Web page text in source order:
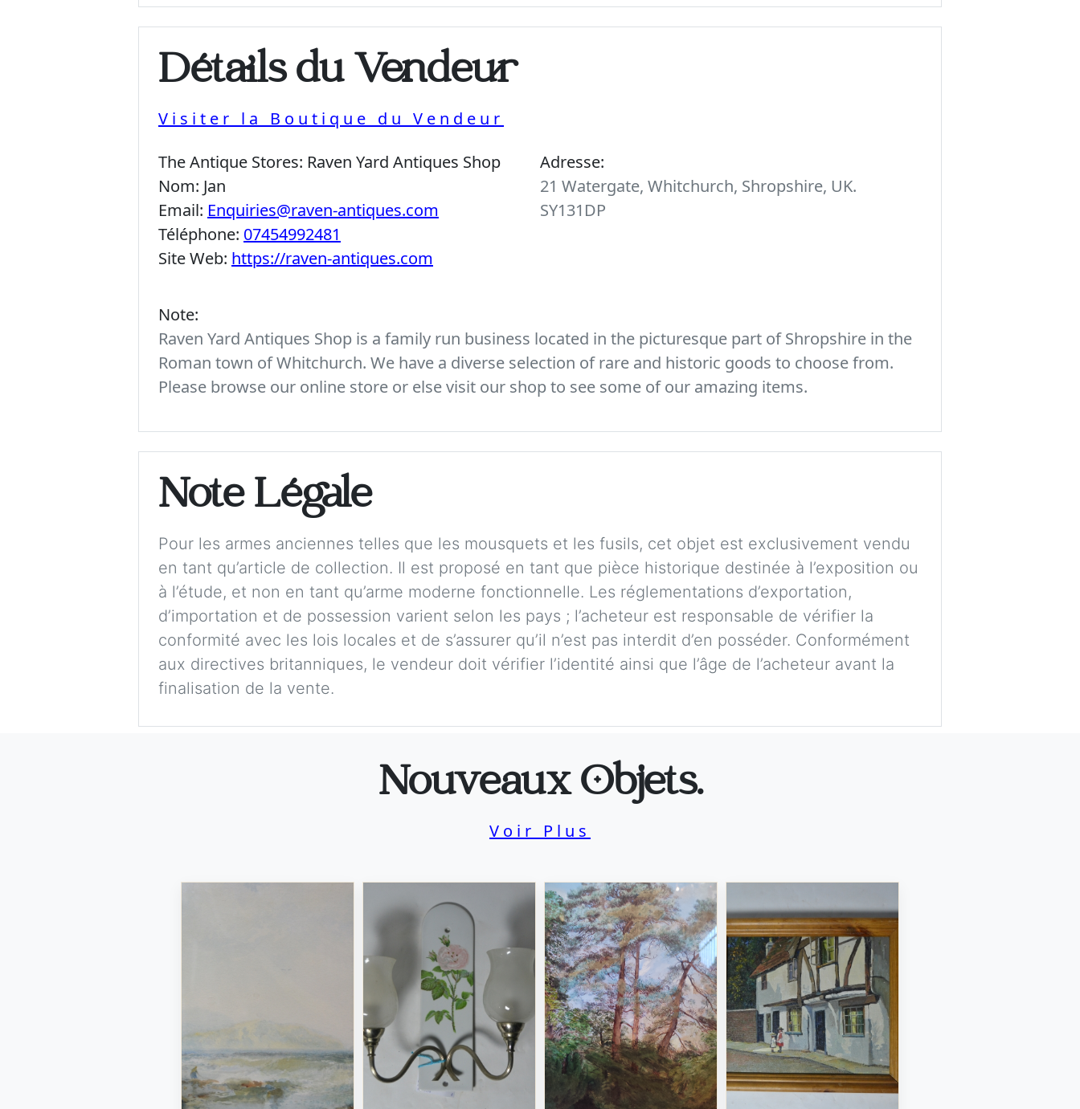
Détails du Vendeur
Visiter la Boutique du Vendeur
The Antique Stores: Raven Yard Antiques Shop
Nom: Jan
Email: Enquiries@raven-antiques.com
Téléphone: 07454992481
Site Web: https://raven-antiques.com
Adresse:
21 Watergate, Whitchurch, Shropshire, UK.
SY131DP
Note:
Raven Yard Antiques Shop is a family run business located in the picturesque part of Shropshire in the
Roman town of Whitchurch. We have a diverse selection of rare and historic goods to choose from.
Please browse our online store or else visit our shop to see some of our amazing items.
Note Légale
Pour les armes anciennes telles que les mousquets et les fusils, cet objet est exclusivement vendu
en tant qu’article de collection. Il est proposé en tant que pièce historique destinée à l’exposition ou
à l’étude, et non en tant qu’arme moderne fonctionnelle. Les réglementations d’exportation,
d’importation et de possession varient selon les pays ; l’acheteur est responsable de vérifier la
conformité avec les lois locales et de s’assurer qu’il n’est pas interdit d’en posséder. Conformément
aux directives britanniques, le vendeur doit vérifier l’identité ainsi que l’âge de l’acheteur avant la
finalisation de la vente.
Nouveaux Objets.
Voir Plus